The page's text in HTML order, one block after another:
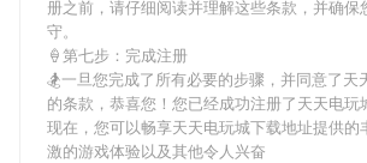
册之前，请仔细阅读并理解这些条款，并确保
守。
🍦第七步：完成注册
🏂一旦您完成了所有必要的步骤，并同意了天
的条款，恭喜您！您已经成功注册了天天电玩
现在，您可以畅享天天电玩城下载地址提供的
激的游戏体验以及其他令人兴奋